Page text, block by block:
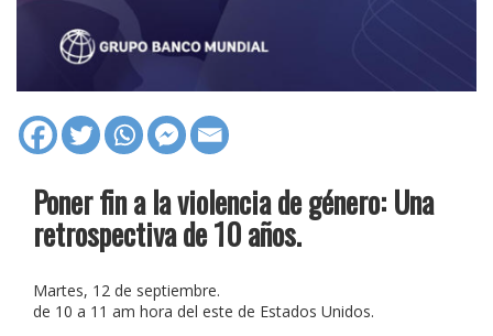
Poner fin a la violencia de género: Una
retrospectiva de 10 años.
Martes, 12 de septiembre.
de 10 a 11 am hora del este de Estados Unidos.